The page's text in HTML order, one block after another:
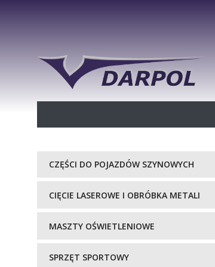
CZĘŚCI DO POJAZDÓW SZYNOWYCH
CIĘCIE LASEROWE I OBRÓBKA METALI
MASZTY OŚWIETLENIOWE
SPRZĘT SPORTOWY